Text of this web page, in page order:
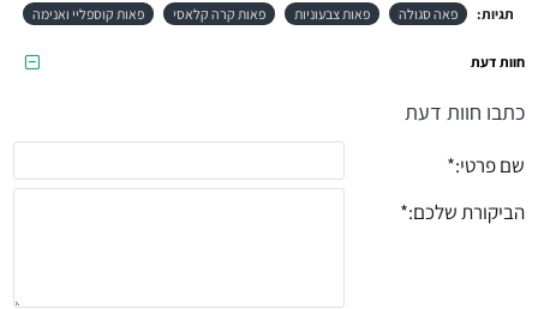
תגיות: פאה סגולה פאות צבעוניות פאות קרה קלאסי פאות קוספליי ואנימה
חוות דעת
כתבו חוות דעת
שם פרטי:
הביקורת שלכם: